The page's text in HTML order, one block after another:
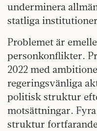
underminera
statliga
Problemet är
personkonflikter.
2022 med
regeringsvänliga
politisk struktur
motsättningar. Fyra
struktur